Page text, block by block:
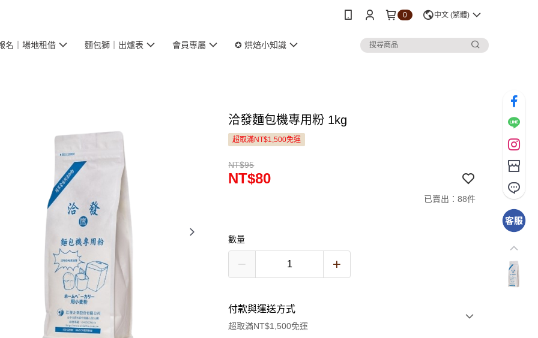
0 中文 (繁體)
名｜場地租借 麵包獅｜出爐表 會員專屬 ✪ 烘焙小知識
洽發麵包機專用粉 1kg
超取滿NT$1,500免運
NT$95
NT$80
已賣出：88件
數量
付款與運送方式
超取滿NT$1,500免運